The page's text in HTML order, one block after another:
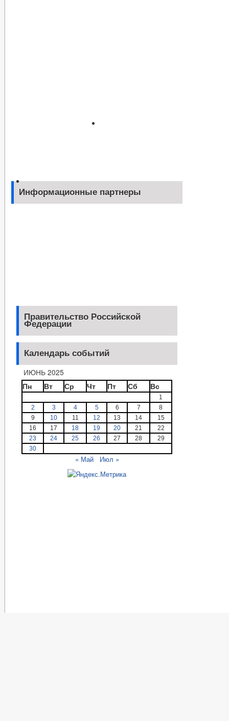
Информационные партнеры
Правительство Российской
Федерации
Календарь событий
ИЮНЬ 2025
Пн
Вт Ср Чт Пт Сб Вс
1
2
3 4 5 6 7
8
9
10 11 12 13 14
15
16
17 18 19 20 21
22
23
24 25 26 27 28
29
30
« Май Июл »